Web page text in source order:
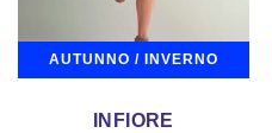
AUTUNNO / INVERNO
INFIORE